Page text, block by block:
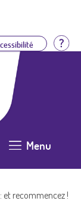
Menu
et recommencez !